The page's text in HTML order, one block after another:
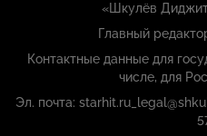
«Шкулёв
Главный
Контактные данные для
числе, для
Эл. почта: